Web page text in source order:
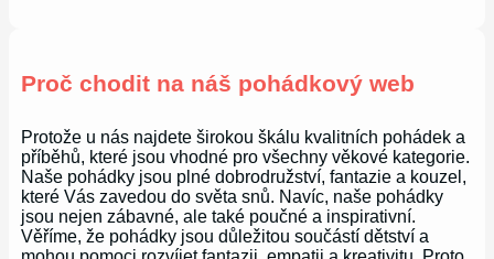
Proč chodit na náš pohádkový web
Protože u nás najdete širokou škálu kvalitních pohádek a
příběhů, které jsou vhodné pro všechny věkové kategorie.
Naše pohádky jsou plné dobrodružství, fantazie a kouzel,
které Vás zavedou do světa snů. Navíc, naše pohádky
jsou nejen zábavné, ale také poučné a inspirativní.
Věříme, že pohádky jsou důležitou součástí dětství a